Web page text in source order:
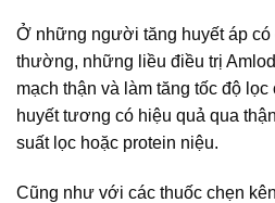
Ở những người tăng huyết áp có
thường, những liều điều trị
mạch thận và làm tăng tốc độ
huyết tương có hiệu quả qua
suất lọc hoặc protein niệu.
Cũng như với các thuốc chẹn